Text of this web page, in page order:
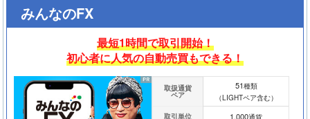
みんなのFX
最短1時間で取引開始！
初心者に人気の自動売買もできる！
取扱通貨
ペア
51種類
（LIGHTペア含む）
取引単位
1,000通貨